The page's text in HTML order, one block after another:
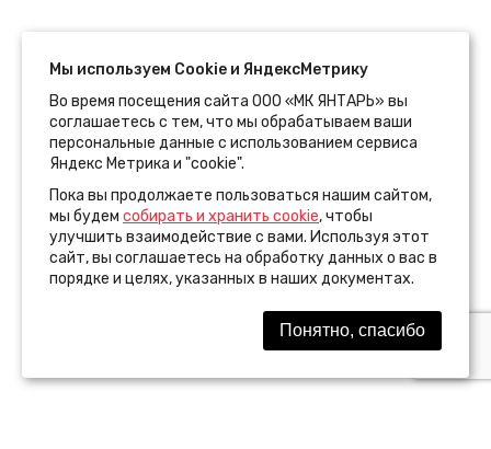
Мы используем Сookie и ЯндексМетрику
Во время посещения сайта ООО «МК ЯНТАРЬ» вы
соглашаетесь с тем, что мы обрабатываем ваши
персональные данные с использованием сервиса
Яндекс Метрика и "cookie".
Пока вы продолжаете пользоваться нашим сайтом,
мы будем собирать и хранить cookie, чтобы
улучшить взаимодействие с вами. Используя этот
сайт, вы соглашаетесь на обработку данных о вас в
порядке и целях, указанных в наших документах.
Понятно, спасибо